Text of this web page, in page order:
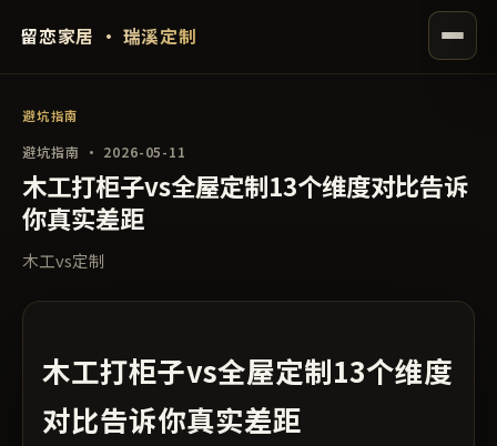
留恋家居 · 瑞溪定制
避坑指南
避坑指南 · 2026-05-11
木工打柜子vs全屋定制13个维度对比告诉
你真实差距
木工vs定制
木工打柜子vs全屋定制13个维度
对比告诉你真实差距